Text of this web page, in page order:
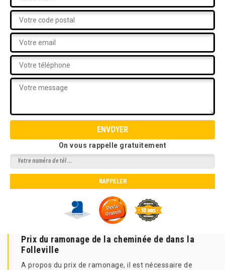
On vous rappelle gratuitement
Prix du ramonage de la cheminée de dans la
Folleville
A propos du prix de ramonage, il est nécessaire de